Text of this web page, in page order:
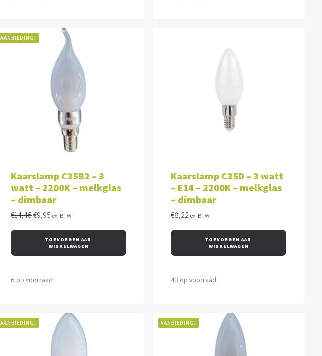
AANBIEDING!
Kaarslamp C35B2 – 3
watt – 2200K – melkglas
– dimbaar
€14,46Oorspronkelijke
€14,46.
€9,95Huidige
€9,95.
ex. BTW
TOEVOEGEN AAN
WINKELWAGEN
6 op voorraad
Kaarslamp C35D – 3 watt
– E14 – 2200K – melkglas
– dimbaar
€8,22 ex. BTW
TOEVOEGEN AAN
WINKELWAGEN
43 op voorraad
AANBIEDING! AANBIEDING!